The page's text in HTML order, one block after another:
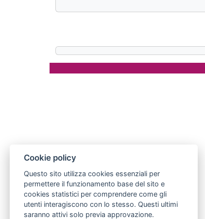
Cookie policy
Questo sito utilizza cookies essenziali per
permettere il funzionamento base del sito e
cookies statistici per comprendere come gli
utenti interagiscono con lo stesso. Questi ultimi
saranno attivi solo previa approvazione.